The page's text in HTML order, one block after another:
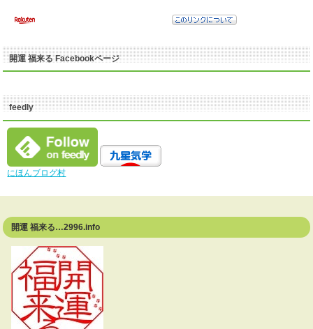
開運 福来る Facebookページ
feedly
にほんブログ村
開運 福来る…2996.info